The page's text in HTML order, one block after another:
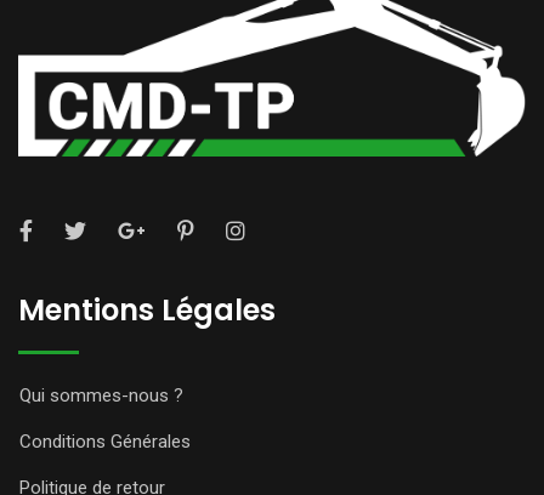
Mentions Légales
Qui sommes-nous ?
Conditions Générales
Politique de retour